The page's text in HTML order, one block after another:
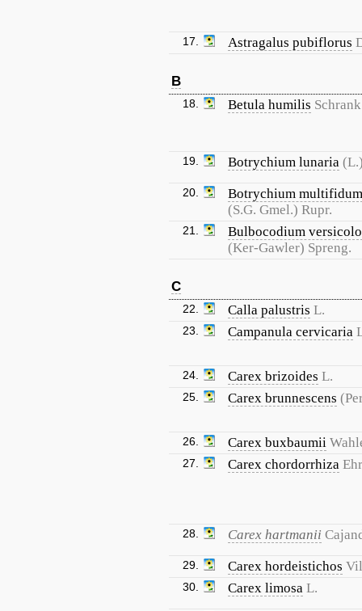
17. Astragalus pubiflorus
B
18. Betula humilis Schrank
19. Botrychium lunaria
20.
Botrychium multifidum
(S.G. Gmel.) Rupr.
21.
Bulbocodium
(Ker-Gawler) Spreng.
C
22. Calla palustris L.
23. Campanula cervicaria
24. Carex brizoides L.
25. Carex brunnescens
26. Carex buxbaumii
27. Carex chordorrhiza
28. Carex hartmanii
29. Carex hordeistichos
30. Carex limosa L.